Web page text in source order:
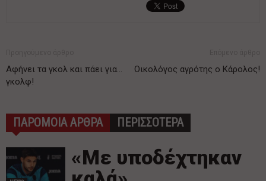
Αφήνει τα γκολ και πάει για…
γκολφ!
Οικολόγος αγρότης o Κάρολος!
ΠΑΡΟΜΟΙΑ ΑΡΘΡΑ ΠΕΡΙΣΣΟΤΕΡΑ
«Με υποδέχτηκαν